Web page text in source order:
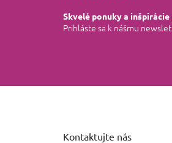
Skvelé ponuky a inšpirácie
Prihláste sa k nášmu
Kontaktujte nás